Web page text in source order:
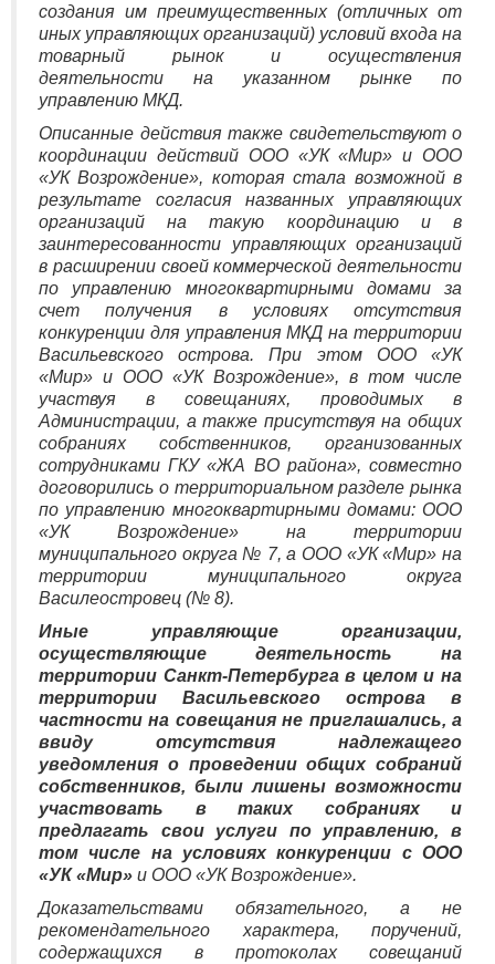
создания им преимущественных (отличных от
иных управляющих организаций) условий входа на
товарный рынок и осуществления
деятельности на указанном рынке по
управлению МКД.
Описанные действия также свидетельствуют о
координации действий ООО «УК «Мир» и ООО
«УК Возрождение», которая стала возможной в
результате согласия названных управляющих
организаций на такую координацию и в
заинтересованности управляющих организаций
в расширении своей коммерческой деятельности
по управлению многоквартирными домами за
счет получения в условиях отсутствия
конкуренции для управления МКД на территории
Васильевского острова. При этом ООО «УК
«Мир» и ООО «УК Возрождение», в том числе
участвуя в совещаниях, проводимых в
Администрации, а также присутствуя на общих
собраниях собственников, организованных
сотрудниками ГКУ «ЖА ВО района», совместно
договорились о территориальном разделе рынка
по управлению многоквартирными домами: ООО
«УК Возрождение» на территории
муниципального округа № 7, а ООО «УК «Мир» на
территории муниципального округа
Василеостровец (№ 8).
Иные управляющие организации,
осуществляющие деятельность на
территории Санкт-Петербурга в целом и на
территории Васильевского острова в
частности на совещания не приглашались, а
ввиду отсутствия надлежащего
уведомления о проведении общих собраний
собственников, были лишены возможности
участвовать в таких собраниях и
предлагать свои услуги по управлению, в
том числе на условиях конкуренции с ООО
«УК «Мир» и ООО «УК Возрождение».
Доказательствами обязательного, а не
рекомендательного характера, поручений,
содержащихся в протоколах совещаний